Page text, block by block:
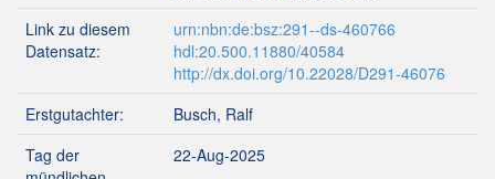
Link zu diesem
Datensatz:
urn:nbn:de:bsz:291--ds-460766
hdl:20.500.11880/40584
http://dx.doi.org/10.22028/D291-46076
Erstgutachter:
Busch, Ralf
Tag der
22-Aug-2025